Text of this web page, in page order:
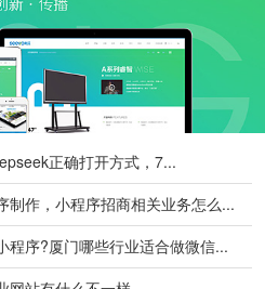
正确打开方式，7...
制作，小程序招商相关业务怎么...
程序?厦门哪些行业适合做微信...